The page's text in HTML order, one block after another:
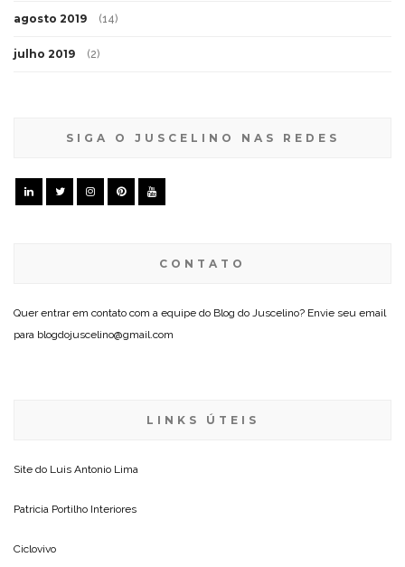
agosto 2019 (14)
julho 2019 (2)
SIGA O JUSCELINO NAS REDES
CONTATO
Quer entrar em contato com a equipe do Blog do Juscelino? Envie seu email
para blogdojuscelino@gmail.com
LINKS ÚTEIS
Site do Luis Antonio Lima
Patricia Portilho Interiores
Ciclovivo